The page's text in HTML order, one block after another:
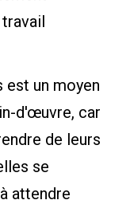
est un moyen
d'œuvre, car
de leurs
se
attendre